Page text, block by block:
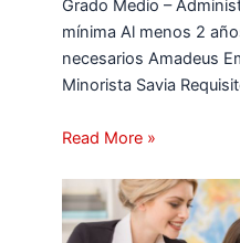
Grado Medio –
mínima Al menos 2
necesarios Amadeus
Minorista Savia
Read More »